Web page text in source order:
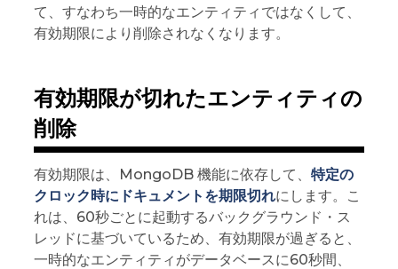
て、すなわち一時的なエンティティではなくして、
有効期限により削除されなくなります。
有効期限が切れたエンティティの
削除
有効期限は、MongoDB 機能に依存して、 特定の
クロック時にドキュメントを期限切れにします。こ
れは、60秒ごとに起動するバックグラウンド・ス
レッドに基づいているため、有効期限が過ぎると、
一時的なエンティティがデータベースに60秒間、